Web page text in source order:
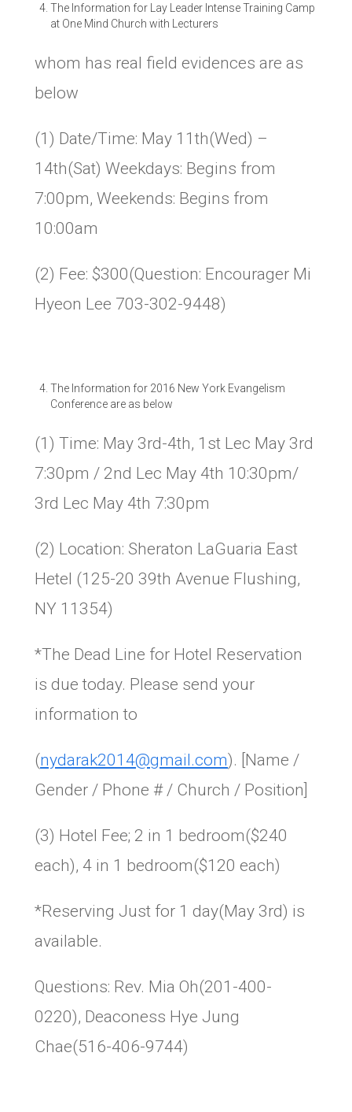
The Information for Lay Leader Intense Training Camp
at One Mind Church with Lecturers
whom has real field evidences are as
below
(1) Date/Time: May 11th(Wed) –
14th(Sat) Weekdays: Begins from
7:00pm, Weekends: Begins from
10:00am
(2) Fee: $300(Question: Encourager Mi
Hyeon Lee 703-302-9448)
The Information for 2016 New York Evangelism
Conference are as below
(1) Time: May 3rd-4th, 1st Lec May 3rd
7:30pm / 2nd Lec May 4th 10:30pm/
3rd Lec May 4th 7:30pm
(2) Location: Sheraton LaGuaria East
Hetel (125-20 39th Avenue Flushing,
NY 11354)
*The Dead Line for Hotel Reservation
is due today. Please send your
information to
(nydarak2014@gmail.com). [Name /
Gender / Phone # / Church / Position]
(3) Hotel Fee; 2 in 1 bedroom($240
each), 4 in 1 bedroom($120 each)
*Reserving Just for 1 day(May 3rd) is
available.
Questions: Rev. Mia Oh(201-400-
0220), Deaconess Hye Jung
Chae(516-406-9744)